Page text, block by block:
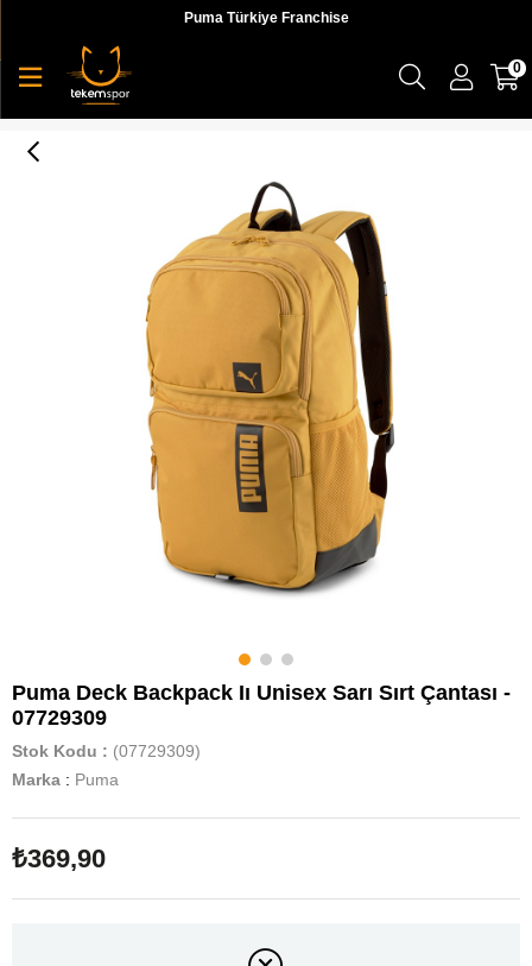
Puma Türkiye Franchise
0
Puma Deck Backpack Iı Unisex Sarı Sırt Çantası -
07729309
Stok Kodu
(07729309)
Marka : Puma
₺369,90